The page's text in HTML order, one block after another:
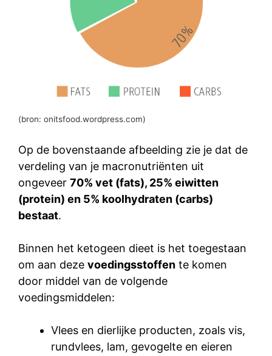
(bron: onitsfood.wordpress.com)
Op de bovenstaande afbeelding zie je dat de
verdeling van je macronutriënten uit
ongeveer 70% vet (fats), 25% eiwitten
(protein) en 5% koolhydraten (carbs)
bestaat.
Binnen het ketogeen dieet is het toegestaan
om aan deze voedingsstoffen te komen
door middel van de volgende
voedingsmiddelen:
Vlees en dierlijke producten, zoals vis,
rundvlees, lam, gevogelte en eieren